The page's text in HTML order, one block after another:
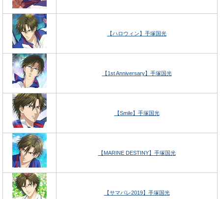
【ハロウィン】手塚国光
【1st Anniversary】手塚国光
【Smile】手塚国光
【MARINE DESTINY】手塚国光
【サマバレ2019】手塚国光